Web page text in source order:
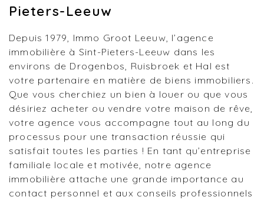
Pieters-Leeuw
Depuis 1979, Immo Groot Leeuw, l’agence
immobilière à Sint-Pieters-Leeuw dans les
environs de Drogenbos, Ruisbroek et Hal est
votre partenaire en matière de biens immobiliers.
Que vous cherchiez un bien à louer ou que vous
désiriez acheter ou vendre votre maison de rêve,
votre agence vous accompagne tout au long du
processus pour une transaction réussie qui
satisfait toutes les parties ! En tant qu’entreprise
familiale locale et motivée, notre agence
immobilière attache une grande importance au
contact personnel et aux conseils professionnels